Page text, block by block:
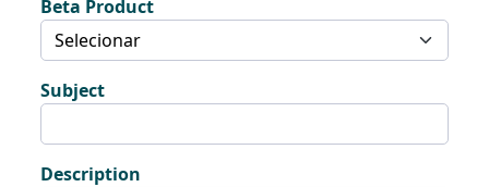
Beta Product
Subject
Description